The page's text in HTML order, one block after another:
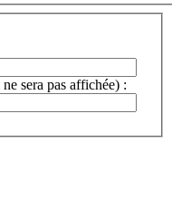
sera pas affichée) :